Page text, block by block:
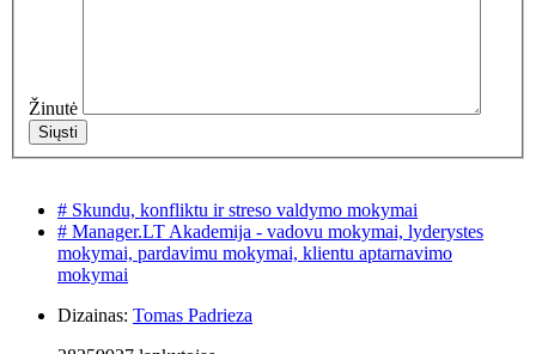
Žinutė
# Skundu, konfliktu ir streso valdymo mokymai
# Manager.LT Akademija - vadovu mokymai, lyderystes
mokymai, pardavimu mokymai, klientu aptarnavimo
mokymai
Dizainas: Tomas Padrieza